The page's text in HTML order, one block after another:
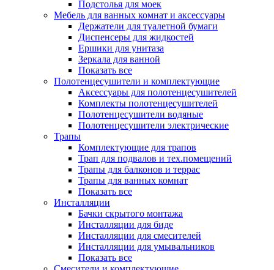
Подстолья для моек
Мебель для ванных комнат и аксессуары
Держатели для туалетной бумаги
Диспенсеры для жидкостей
Ершики для унитаза
Зеркала для ванной
Показать все
Полотенцесушители и комплектующие
Аксессуары для полотенцесушителей
Комплекты полотенцесушителей
Полотенцесушители водяные
Полотенцесушители электрические
Трапы
Комплектующие для трапов
Трап для подвалов и тех.помещений
Трапы для балконов и террас
Трапы для ванных комнат
Показать все
Инсталляции
Бачки скрытого монтажа
Инсталляции для биде
Инсталляции для смесителей
Инсталляции для умывальников
Показать все